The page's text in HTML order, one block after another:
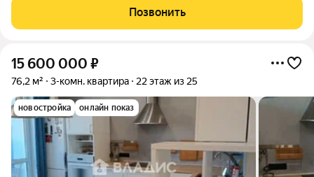
кухню-гостиную с двумя окнами. С мастер спальней площадью
16 м2 со своим сан. узлом
Позвонить
15 600 000 ₽
76,2 м² 3-комн. квартира 22 этаж из 25
новостройка онлайн показ